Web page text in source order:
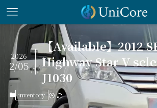
【Available】2012
Highway Star V
J1030
2026
2/05
inventory